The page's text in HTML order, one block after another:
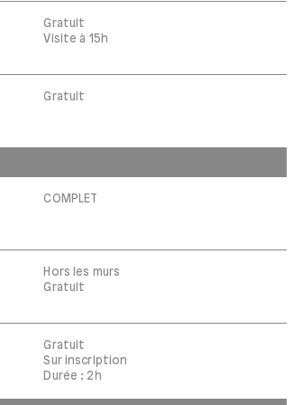
Gratuit
Visite à 15h
Gratuit
COMPLET
Hors les murs
Gratuit
Gratuit
Sur inscription
Durée : 2h